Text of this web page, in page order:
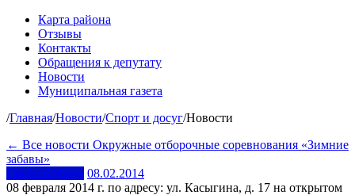
Карта района
Отзывы
Контакты
Обращения к депутату
Новости
Муниципальная газета
/Главная/Новости/Спорт и досуг/Новости
← Все новости Окружные отборочные соревнования «Зимние
забавы»
Спорт и досуг 08.02.2014
08 февраля 2014 г. по адресу: ул. Касыгина, д. 17 на открытом